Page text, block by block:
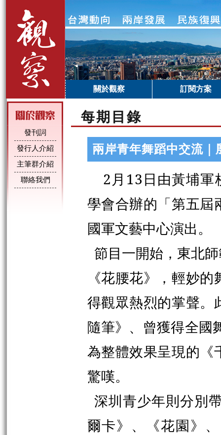
關於觀察 訂閱方案
發刊詞
發行人介紹
主筆群介紹
聯絡我們
每期目錄
兩岸青年舞蹈中交流｜
2月13日由黃埔軍
學會合辦的「第五屆
國軍文藝中心演出。
節目一開始，東北
《花腰花》，輕妙
得觀眾熱烈的掌聲。
隨筆》、曾獲得全國
為整體效果呈現的《
驚嘆。
深圳青少年則分別
爾卡》、《花園》